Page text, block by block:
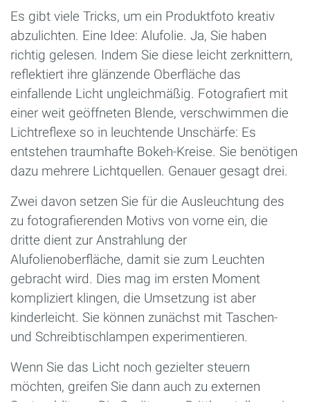
Es gibt viele Tricks, um ein Produktfoto kreativ
abzulichten. Eine Idee: Alufolie. Ja, Sie haben
richtig gelesen. Indem Sie diese leicht zerknittern,
reflektiert ihre glänzende Oberfläche das
einfallende Licht ungleichmäßig. Fotografiert mit
einer weit geöffneten Blende, verschwimmen die
Lichtreflexe so in leuchtende Unschärfe: Es
entstehen traumhafte Bokeh-Kreise. Sie benötigen
dazu mehrere Lichtquellen. Genauer gesagt drei.
Zwei davon setzen Sie für die Ausleuchtung des
zu fotografierenden Motivs von vorne ein, die
dritte dient zur Anstrahlung der
Alufolienoberfläche, damit sie zum Leuchten
gebracht wird. Dies mag im ersten Moment
kompliziert klingen, die Umsetzung ist aber
kinderleicht. Sie können zunächst mit Taschen-
und Schreibtischlampen experimentieren.
Wenn Sie das Licht noch gezielter steuern
möchten, greifen Sie dann auch zu externen